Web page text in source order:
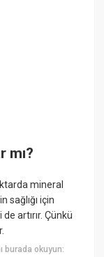
mı?
mineral
sağlığı için
artırır. Çünkü
burada okuyun: